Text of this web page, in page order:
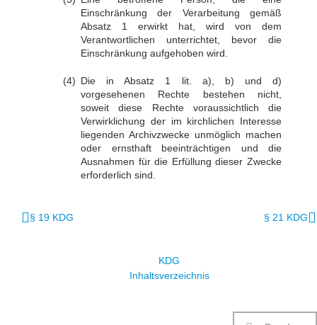
Einschränkung der Verarbeitung gemäß
Absatz 1 erwirkt hat, wird von dem
Verantwortlichen unterrichtet, bevor die
Einschränkung aufgehoben wird.
Die in Absatz 1 lit. a), b) und d)
vorgesehenen Rechte bestehen nicht,
soweit diese Rechte voraussichtlich die
Verwirklichung der im kirchlichen Interesse
liegenden Archivzwecke unmöglich machen
oder ernsthaft beeinträchtigen und die
Ausnahmen für die Erfüllung dieser Zwecke
erforderlich sind.
§ 19 KDG § 21 KDG
KDG
Inhaltsverzeichnis